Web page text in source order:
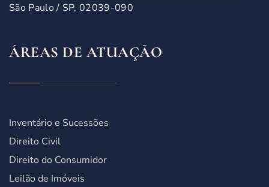
São Paulo / SP, 02039-090
ÁREAS DE ATUAÇÃO
Inventário e Sucessões
Direito Civil
Direito do Consumidor
Leilão de Imóveis